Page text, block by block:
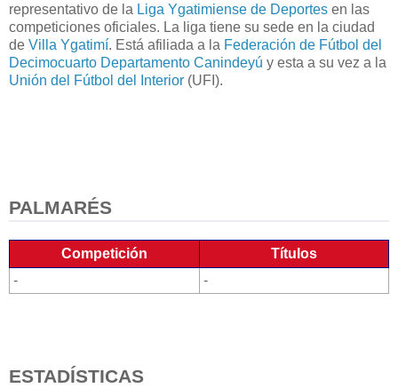
representativo de la Liga Ygatimiense de Deportes en las
competiciones oficiales. La liga tiene su sede en la ciudad
de Villa Ygatimí. Está afiliada a la Federación de Fútbol del
Decimocuarto Departamento Canindeyú y esta a su vez a la
Unión del Fútbol del Interior (UFI).
PALMARÉS
Competición
Títulos
-
-
ESTADÍSTICAS